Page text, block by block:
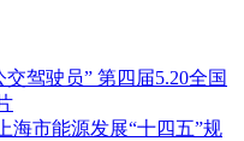
驾驶员” 第四届5.20全国
海市能源发展“十四五”规